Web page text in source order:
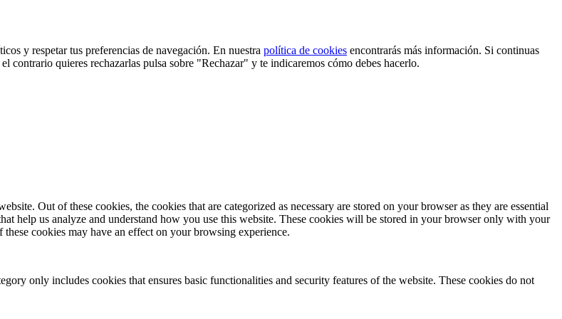
y respetar tus preferencias de navegación. En nuestra política de cookies encontrarás más información. Si continuas
contrario quieres rechazarlas pulsa sobre "Rechazar" y te indicaremos cómo debes hacerlo.
Out of these cookies, the cookies that are categorized as necessary are stored on your browser as they are essential
help us analyze and understand how you use this website. These cookies will be stored in your browser only with your
cookies may have an effect on your browsing experience.
only includes cookies that ensures basic functionalities and security features of the website. These cookies do not